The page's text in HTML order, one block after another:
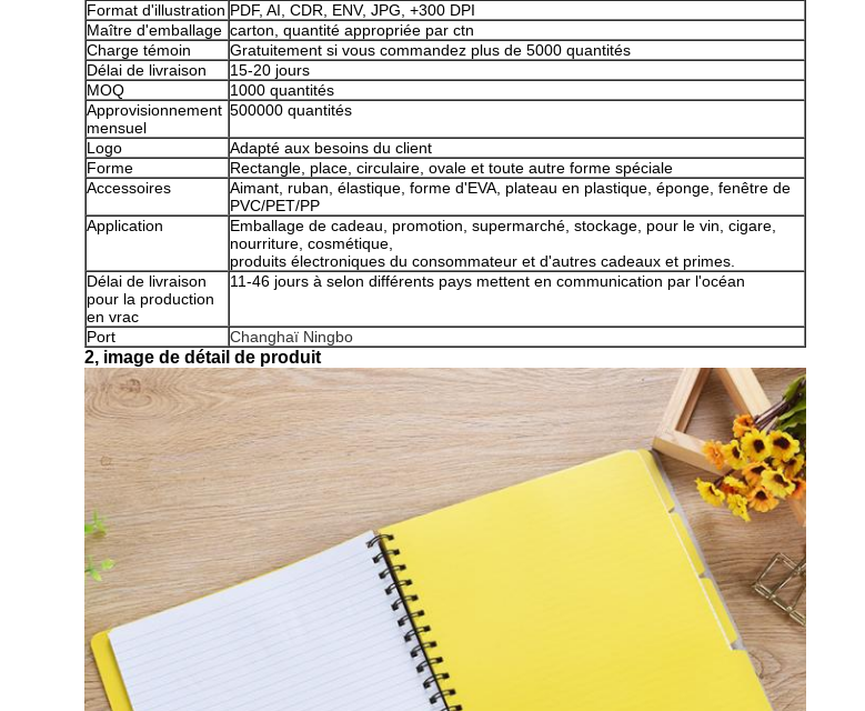
Format d'illustration PDF, AI, CDR, ENV, JPG, +300 DPI
Maître d'emballage carton, quantité appropriée par ctn
Charge témoin
Gratuitement si vous commandez plus de 5000 quantités
Délai de livraison
15-20 jours
MOQ
1000 quantités
Approvisionnement
mensuel
500000 quantités
Logo
Adapté aux besoins du client
Forme
Rectangle, place, circulaire, ovale et toute autre forme spéciale
Accessoires
Aimant, ruban, élastique, forme d'EVA, plateau en plastique, éponge, fenêtre de
PVC/PET/PP
Application
Emballage de cadeau, promotion, supermarché, stockage, pour le vin, cigare,
nourriture, cosmétique,
produits électroniques du consommateur et d'autres cadeaux et primes.
Délai de livraison
pour la production
en vrac
11-46 jours à selon différents pays mettent en communication par l'océan
Port Changhaï Ningbo
2, image de détail de produit